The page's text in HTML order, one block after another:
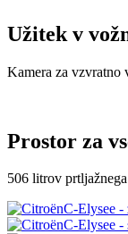
Užitek v
Kamera za vzvratno
Prostor za
506 litrov